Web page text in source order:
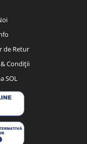
de Retur
Condiții
SOL